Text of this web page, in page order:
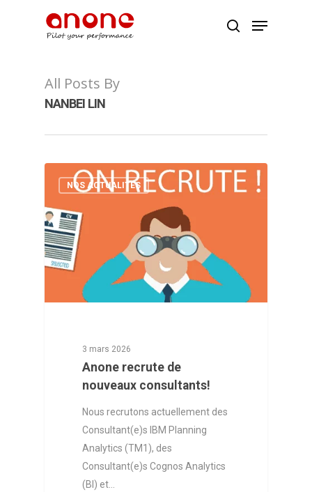
Appuyer Entrée ou ESC pour fermer
All Posts By
NANBEI LIN
NOS ACTUALITÉS
3 mars 2026
Anone recrute de
nouveaux consultants!
Nous recrutons actuellement des
Consultant(e)s IBM Planning
Analytics (TM1), des
Consultant(e)s Cognos Analytics
(BI) et…